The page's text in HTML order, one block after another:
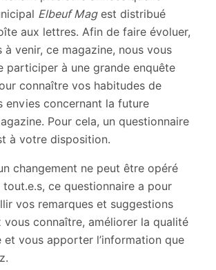
Elbeuf Magest distribué
aux lettres. Afin de faire évoluer,
à venir, ce magazine, nous vous
participer à une grande enquête
connaître vos habitudes de
envies concernant la future
Pour cela, un questionnaire
à votre disposition.
changement ne peut être opéré
tout.e.s, ce questionnaire a pour
vos remarques et suggestions
vous connaître, améliorer la qualité
et vous apporter l’information que